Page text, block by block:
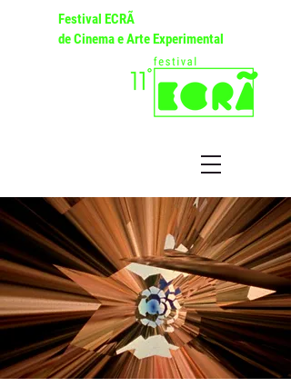
Festival ECRÃ
de Cinema e Arte Experimental